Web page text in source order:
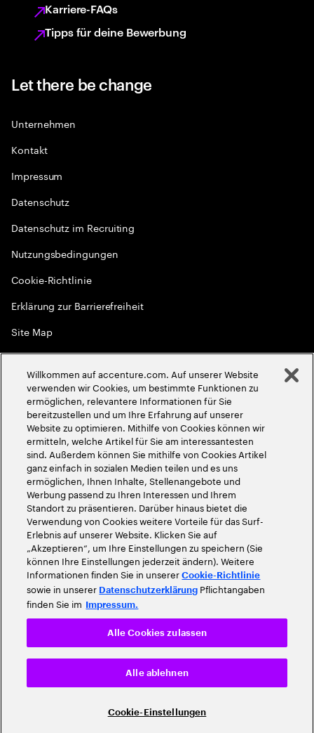
Karriere-FAQs
Tipps für deine Bewerbung
Let there be change
Unternehmen
Kontakt
Impressum
Datenschutz
Datenschutz im Recruiting
Nutzungsbedingungen
Cookie-Richtlinie
Erklärung zur Barrierefreiheit
Site Map
Globale Meritokratie
2026Accenture. Alle Rechte vorbehalten
Willkommen auf accenture.com. Auf unserer Website
verwenden wir Cookies, um bestimmte Funktionen zu
ermöglichen, relevantere Informationen für Sie
bereitzustellen und um Ihre Erfahrung auf unserer
Website zu optimieren. Mithilfe von Cookies können wir
ermitteln, welche Artikel für Sie am interessantesten
sind. Außerdem können Sie mithilfe von Cookies Artikel
ganz einfach in sozialen Medien teilen und es uns
ermöglichen, Ihnen Inhalte, Stellenangebote und
Werbung passend zu Ihren Interessen und Ihrem
Standort zu präsentieren. Darüber hinaus bietet die
Verwendung von Cookies weitere Vorteile für das Surf-
Erlebnis auf unserer Website. Klicken Sie auf
„Akzeptieren“, um Ihre Einstellungen zu speichern (Sie
können Ihre Einstellungen jederzeit ändern). Weitere
Informationen finden Sie in unsererCookie-Richtlinie
sowie in unserer Datenschutzerklärung Pflichtangaben
finden Sie im Impressum.
Cookie-Einstellungen
Alle ablehnen
Alle Cookies zulassen